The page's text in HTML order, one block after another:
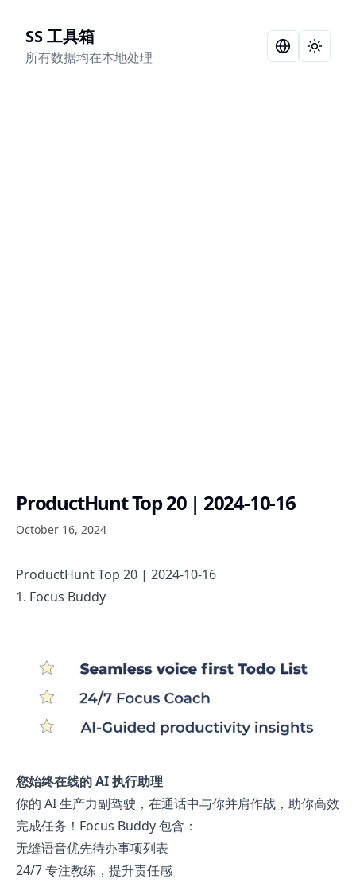
SS 工具箱
所有数据均在本地处理 Language
Toggle
ProductHunt Top 20 | 2024-10-16
October 16, 2024
ProductHunt Top 20 | 2024-10-16
1. Focus Buddy
您始终在线的 AI 执行助理
你的 AI 生产力副驾驶，在通话中与你并肩作战，助你高效
完成任务！Focus Buddy 包含：
无缝语音优先待办事项列表
24/7 专注教练，提升责任感